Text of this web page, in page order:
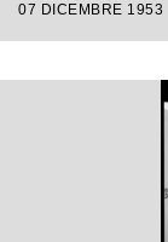
con la regia
07 DICEMBRE 1953